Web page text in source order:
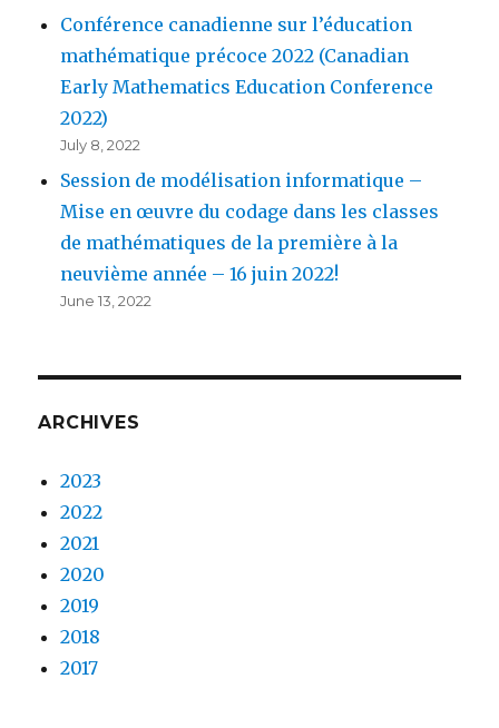
Conférence canadienne sur l’éducation
mathématique précoce 2022 (Canadian
Early Mathematics Education Conference
2022)
July 8, 2022
Session de modélisation informatique –
Mise en œuvre du codage dans les classes
de mathématiques de la première à la
neuvième année – 16 juin 2022!
June 13, 2022
ARCHIVES
2023
2022
2021
2020
2019
2018
2017